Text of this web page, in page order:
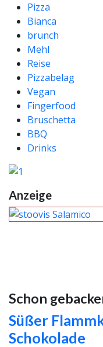
Pizza
Bianca
brunch
Mehl
Reise
Pizzabelag
Vegan
Fingerfood
Bruschetta
BBQ
Drinks
Anzeige
Schon
Süßer
Schokolade